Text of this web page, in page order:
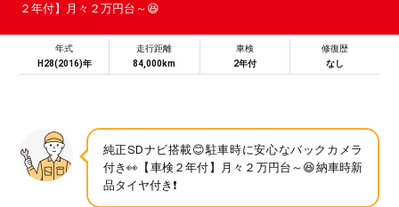
２年付】月々２万円台～😆
年式
H28(2016)年
走行距離
84,000km
車検
2年付
修復歴
なし
純正SDナビ搭載😊駐車時に安心なバックカメラ
付き👀【車検２年付】月々２万円台～😆納車時新
品タイヤ付き❗